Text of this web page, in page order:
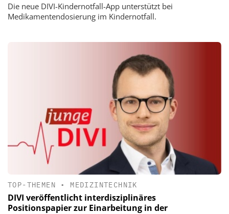
Die neue DIVI-Kindernotfall-App unterstützt bei
Medikamentendosierung im Kindernotfall.
TOP-THEMEN • MEDIZINTECHNIK
DIVI veröffentlicht interdisziplinäres
Positionspapier zur Einarbeitung in der